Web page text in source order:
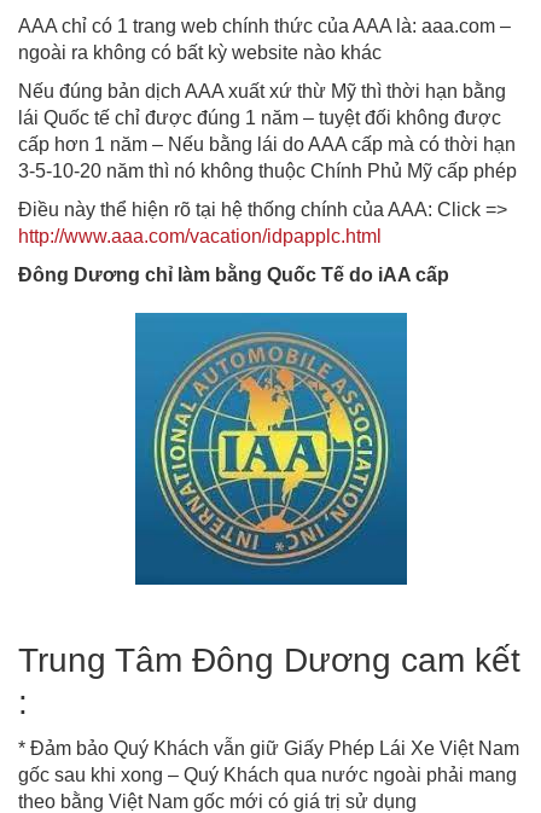
AAA chỉ có 1 trang web chính thức của AAA là: aaa.com –
ngoài ra không có bất kỳ website nào khác
Nếu đúng bản dịch AAA xuất xứ thừ Mỹ thì thời hạn bằng
lái Quốc tế chỉ được đúng 1 năm – tuyệt đối không được
cấp hơn 1 năm – Nếu bằng lái do AAA cấp mà có thời hạn
3-5-10-20 năm thì nó không thuộc Chính Phủ Mỹ cấp phép
Điều này thể hiện rõ tại hệ thống chính của AAA: Click =>
http://www.aaa.com/vacation/idpapplc.html
Đông Dương chỉ làm bằng Quốc Tế do iAA cấp
Trung Tâm Đông Dương cam kết
:
* Đảm bảo Quý Khách vẫn giữ Giấy Phép Lái Xe Việt Nam
gốc sau khi xong – Quý Khách qua nước ngoài phải mang
theo bằng Việt Nam gốc mới có giá trị sử dụng